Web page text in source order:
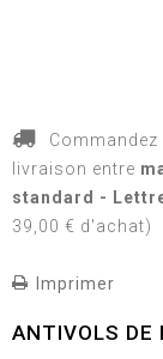
Commandez
livraison entre
standard -
39,00 € d'achat)
Imprimer
ANTIVOLS DE